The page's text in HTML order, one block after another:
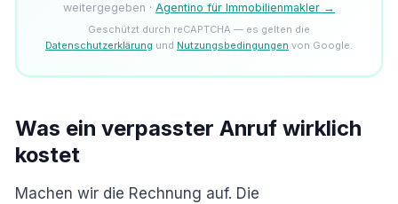
weitergegeben · Agentino für Immobilienmakler →
Geschützt durch reCAPTCHA — es gelten die
Datenschutzerklärung und Nutzungsbedingungen von Google.
Was ein verpasster Anruf wirklich
kostet
Machen wir die Rechnung auf. Die